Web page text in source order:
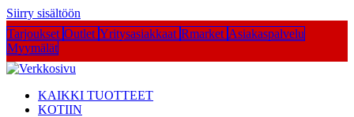
Siirry sisältöön
Tarjoukset Outlet Yritysasiakkaat Rmarket Asiakaspalvelu
Myymälät
KAIKKI TUOTTEET
KOTIIN